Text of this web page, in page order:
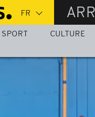
SPORT CULTURE